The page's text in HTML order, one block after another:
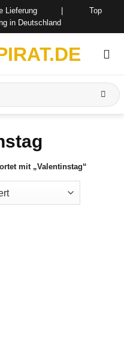
Lieferung | Top
Deutschland
mit „Valentinstag“